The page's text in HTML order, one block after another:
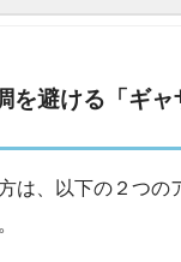
を避ける「ギ
は、以下の２つの